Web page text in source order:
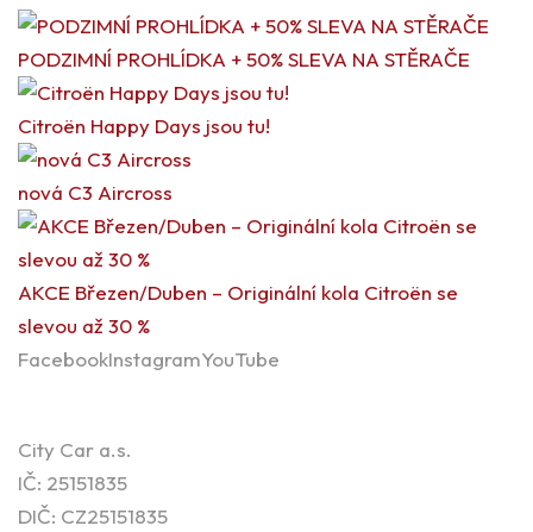
PODZIMNÍ PROHLÍDKA + 50% SLEVA NA STĚRAČE
Citroën Happy Days jsou tu!
nová C3 Aircross
AKCE Březen/Duben – Originální kola Citroën se
slevou až 30 %
FacebookInstagramYouTube
City Car a.s.
IČ: 25151835
DIČ: CZ25151835